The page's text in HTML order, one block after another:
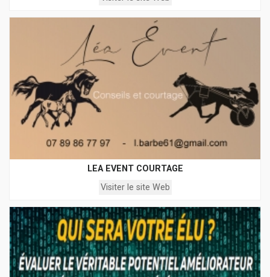
LEA EVENT COURTAGE
Visiter le site Web